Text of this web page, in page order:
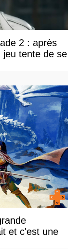
2 : après
jeu tente de se
et c'est une